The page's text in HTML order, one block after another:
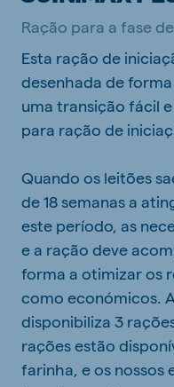
Ração para a fase
Esta ração de
desenhada de
uma transição fácil
para ração de
Quando os leitões
de 18 semanas a
este período, as
e a ração deve
forma a otimizar os
como económicos.
disponibiliza 3
rações estão
farinha, e os nossos